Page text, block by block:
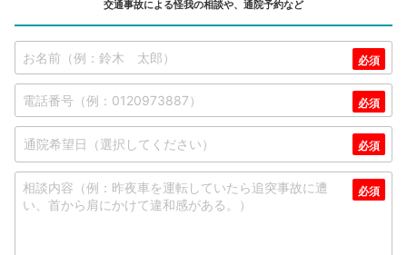
交通事故による怪我の相談や、通院予約など